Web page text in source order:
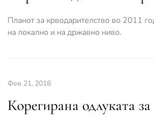
Планот за крводарителство во 2011
на локално и на државно ниво.
Фев 21, 2018
Корегирана одлуката за